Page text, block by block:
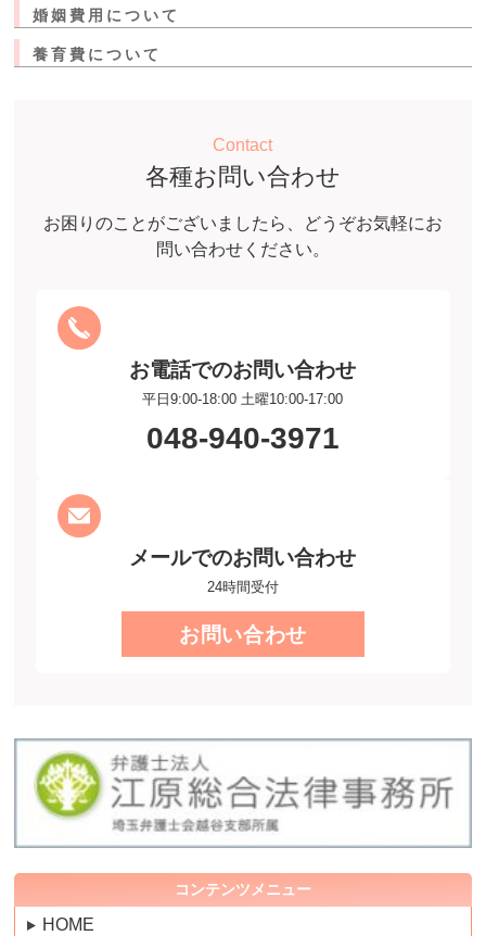
婚姻費用について
養育費について
Contact
各種お問い合わせ
お困りのことがございましたら、どうぞお気軽にお
問い合わせください。
お電話でのお問い合わせ
平日9:00-18:00 土曜10:00-17:00
048-940-3971
メールでのお問い合わせ
24時間受付
お問い合わせ
コンテンツメニュー
HOME